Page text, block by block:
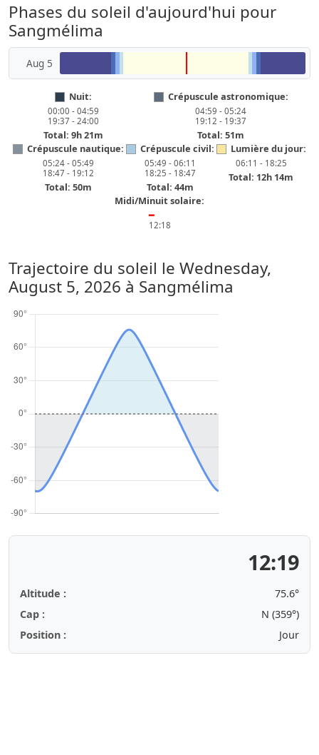
Phases du soleil d'aujourd'hui pour
Sangmélima
Aug 5
Nuit:
00:00 - 04:59
19:37 - 24:00
Total: 9h 21m
Crépuscule astronomique:
04:59 - 05:24
19:12 - 19:37
Total: 51m
Crépuscule nautique:
05:24 - 05:49
18:47 - 19:12
Total: 50m
Crépuscule civil:
05:49 - 06:11
18:25 - 18:47
Total: 44m
Lumière du jour:
06:11 - 18:25
Total: 12h 14m
Midi/Minuit solaire:
━
12:18
Trajectoire du soleil le Wednesday,
August 5, 2026 à Sangmélima
12:19
Altitude :
75.6°
Cap :
N (359°)
Position :
Jour